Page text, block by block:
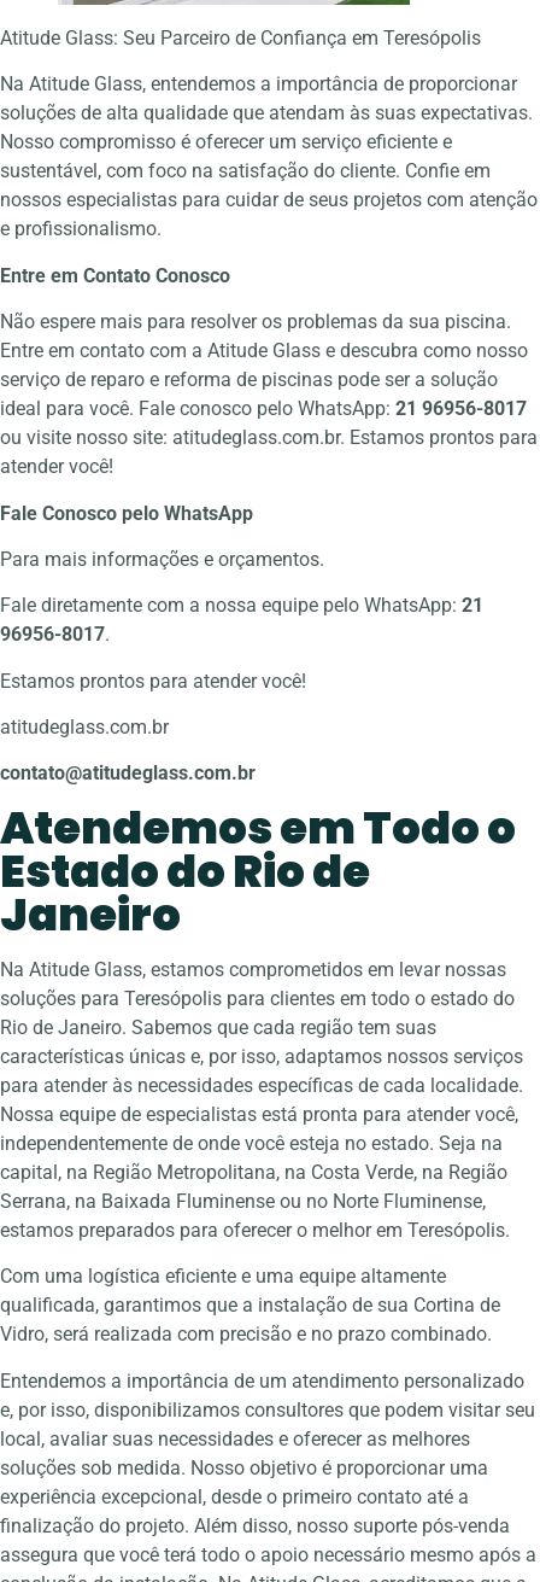
Atitude Glass: Seu Parceiro de Confiança em Teresópolis
Na Atitude Glass, entendemos a importância de proporcionar
soluções de alta qualidade que atendam às suas expectativas.
Nosso compromisso é oferecer um serviço eficiente e
sustentável, com foco na satisfação do cliente. Confie em
nossos especialistas para cuidar de seus projetos com atenção
e profissionalismo.
Entre em Contato Conosco
Não espere mais para resolver os problemas da sua piscina.
Entre em contato com a Atitude Glass e descubra como nosso
serviço de reparo e reforma de piscinas pode ser a solução
ideal para você. Fale conosco pelo WhatsApp: 21 96956-8017
ou visite nosso site: atitudeglass.com.br. Estamos prontos para
atender você!
Fale Conosco pelo WhatsApp
Para mais informações e orçamentos.
Fale diretamente com a nossa equipe pelo WhatsApp: 21
96956-8017.
Estamos prontos para atender você!
atitudeglass.com.br
contato@atitudeglass.com.br
Atendemos em Todo o
Estado do Rio de
Janeiro
Na Atitude Glass, estamos comprometidos em levar nossas
soluções para Teresópolis para clientes em todo o estado do
Rio de Janeiro. Sabemos que cada região tem suas
características únicas e, por isso, adaptamos nossos serviços
para atender às necessidades específicas de cada localidade.
Nossa equipe de especialistas está pronta para atender você,
independentemente de onde você esteja no estado. Seja na
capital, na Região Metropolitana, na Costa Verde, na Região
Serrana, na Baixada Fluminense ou no Norte Fluminense,
estamos preparados para oferecer o melhor em Teresópolis.
Com uma logística eficiente e uma equipe altamente
qualificada, garantimos que a instalação de sua Cortina de
Vidro, será realizada com precisão e no prazo combinado.
Entendemos a importância de um atendimento personalizado
e, por isso, disponibilizamos consultores que podem visitar seu
local, avaliar suas necessidades e oferecer as melhores
soluções sob medida. Nosso objetivo é proporcionar uma
experiência excepcional, desde o primeiro contato até a
finalização do projeto. Além disso, nosso suporte pós-venda
assegura que você terá todo o apoio necessário mesmo após a